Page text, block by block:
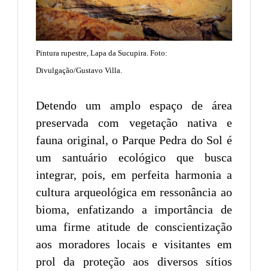
Pintura rupestre, Lapa da Sucupira. Foto:
Divulgação/Gustavo Villa.
Detendo um amplo espaço de área
preservada com vegetação nativa e
fauna original, o Parque Pedra do Sol é
um santuário ecológico que busca
integrar, pois, em perfeita harmonia a
cultura arqueológica em ressonância ao
bioma, enfatizando a importância de
uma firme atitude de conscientização
aos moradores locais e visitantes em
prol da proteção aos diversos sítios